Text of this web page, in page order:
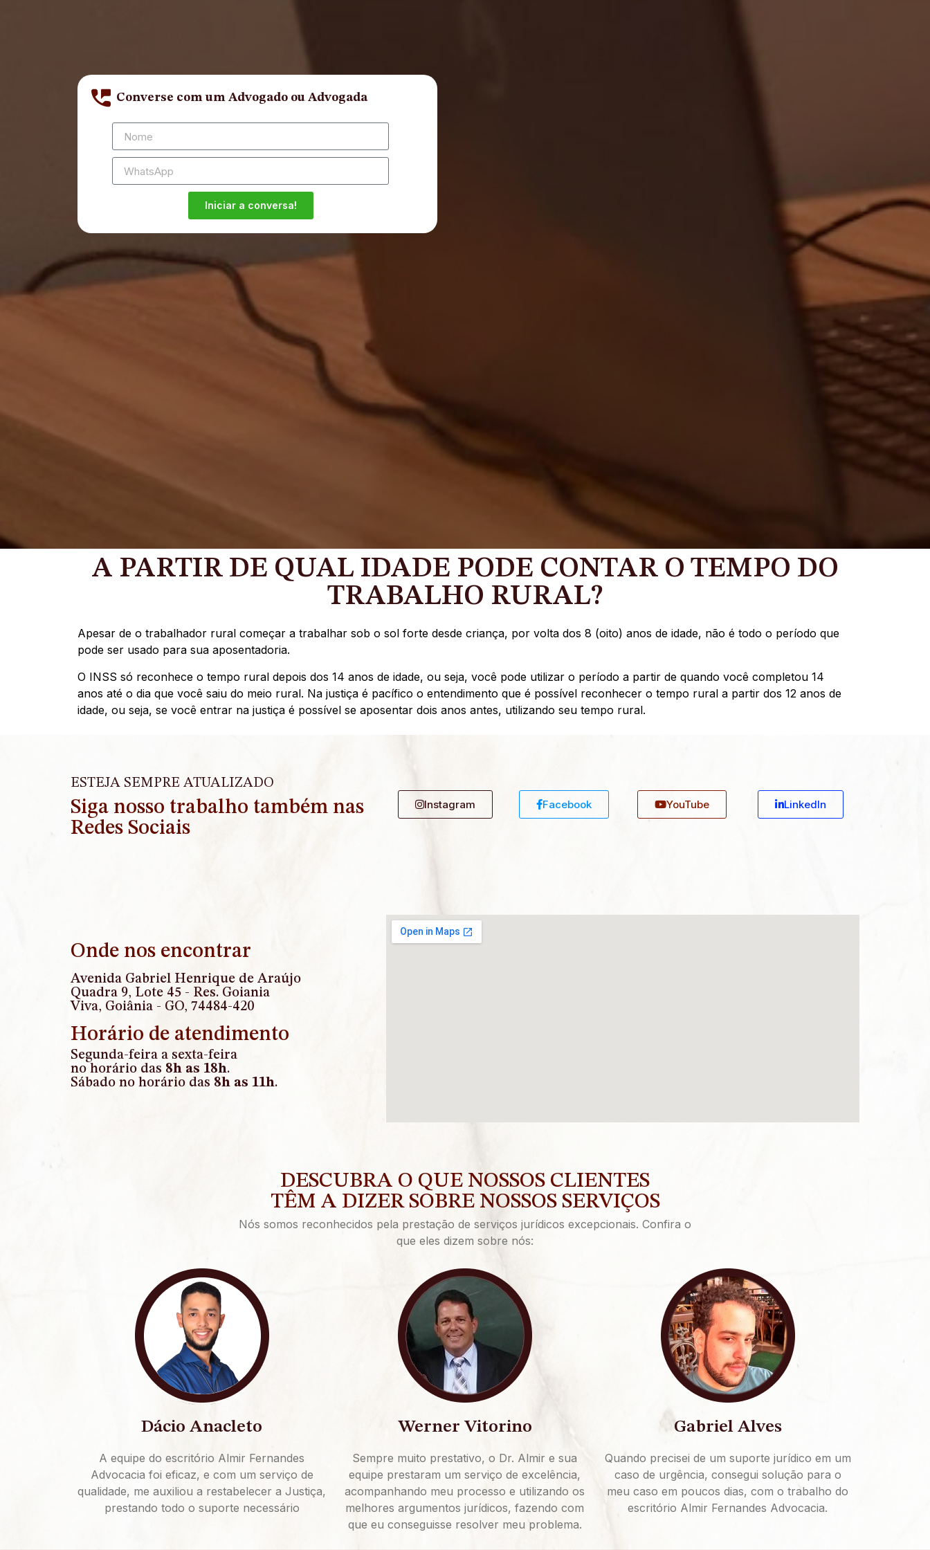
Converse com um Advogado ou Advogada
Iniciar a conversa!
A PARTIR DE QUAL IDADE PODE CONTAR O TEMPO DO
TRABALHO RURAL?
Apesar de o trabalhador rural começar a trabalhar sob o sol forte desde criança, por volta dos 8 (oito) anos de idade, não é todo o período que
pode ser usado para sua aposentadoria.
O INSS só reconhece o tempo rural depois dos 14 anos de idade, ou seja, você pode utilizar o período a partir de quando você completou 14
anos até o dia que você saiu do meio rural. Na justiça é pacífico o entendimento que é possível reconhecer o tempo rural a partir dos 12 anos de
idade, ou seja, se você entrar na justiça é possível se aposentar dois anos antes, utilizando seu tempo rural.
ESTEJA SEMPRE ATUALIZADO
Siga nosso trabalho também nas
Redes Sociais
Instagram Facebook YouTube Linkedln
Onde nos encontrar
Avenida Gabriel Henrique de Araújo
Quadra 9, Lote 45 - Res. Goiania
Viva, Goiânia - GO, 74484-420
Horário de atendimento
Segunda-feira a sexta-feira
no horário das 8h as 18h.
Sábado no horário das 8h as 11h.
DESCUBRA O QUE NOSSOS CLIENTES
TÊM A DIZER SOBRE NOSSOS SERVIÇOS
Nós somos reconhecidos pela prestação de serviços jurídicos excepcionais. Confira o
que eles dizem sobre nós:
Dácio Anacleto
A equipe do escritório Almir Fernandes
Advocacia foi eficaz, e com um serviço de
qualidade, me auxiliou a restabelecer a Justiça,
prestando todo o suporte necessário
Werner Vitorino
Sempre muito prestativo, o Dr. Almir e sua
equipe prestaram um serviço de excelência,
acompanhando meu processo e utilizando os
melhores argumentos jurídicos, fazendo com
que eu conseguisse resolver meu problema.
Gabriel Alves
Quando precisei de um suporte jurídico em um
caso de urgência, consegui solução para o
meu caso em poucos dias, com o trabalho do
escritório Almir Fernandes Advocacia.